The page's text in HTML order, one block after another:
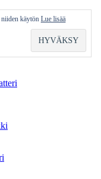
käytön Lue lisää